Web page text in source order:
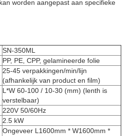
worden aangepast aan specifieke
SN-350ML
PP, PE, CPP, gelamineerde folie
25-45 verpakkingen/min/lijn
(afhankelijk van product en film)
L*W 60-100 / 10-30 (mm) (lenth is
verstelbaar)
220V 50/60Hz
2.5 kW
Ongeveer L1600mm * W1600mm *